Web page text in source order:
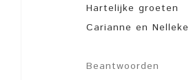
Hartelijke groeten
Carianne en Nelleke
Beantwoorden